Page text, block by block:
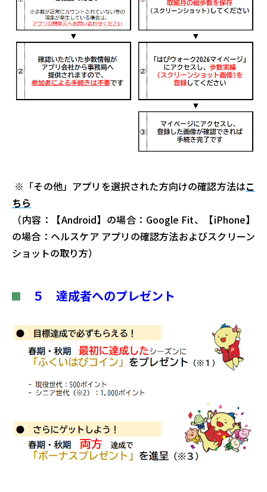
※「その他」アプリを選択された方向けの確認方法はこ
ちら
（内容：【Android】の場合：Google Fit、【iPhone】
の場合：ヘルスケア アプリの確認方法およびスクリーン
ショットの取り方）
５ 達成者へのプレゼント